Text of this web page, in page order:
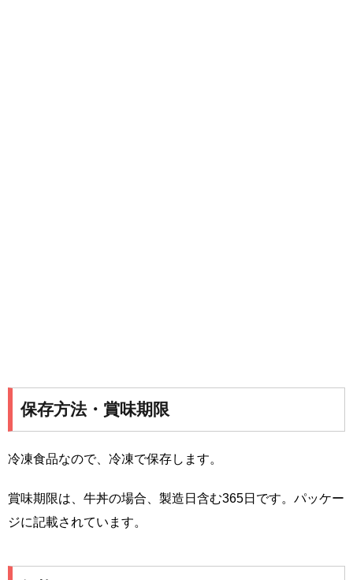
保存方法・賞味期限
冷凍食品なので、冷凍で保存します。
賞味期限は、牛丼の場合、製造日含む365日です。パッケー
ジに記載されています。